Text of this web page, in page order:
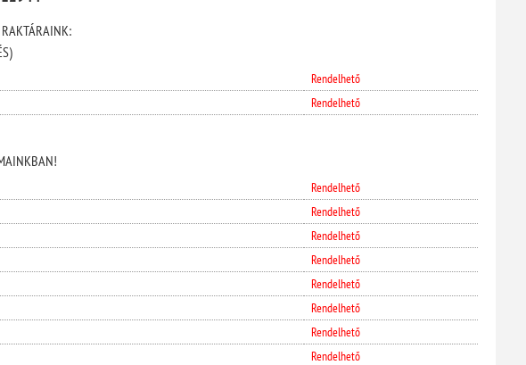
Rendelhető
Rendelhető
Rendelhető
Rendelhető
Rendelhető
Rendelhető
Rendelhető
Rendelhető
Rendelhető
Rendelhető